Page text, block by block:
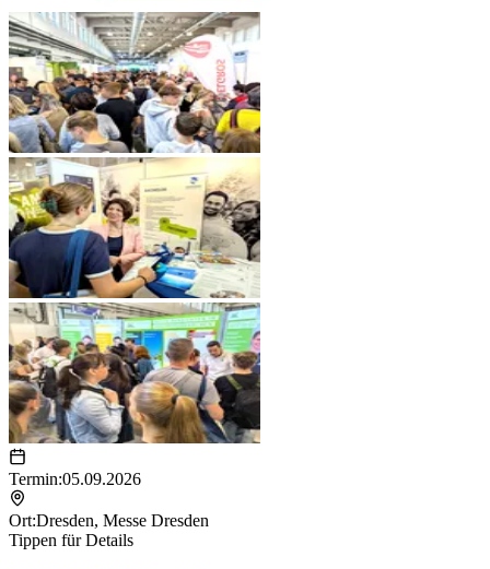
Termin:05.09.2026
Ort:Dresden, Messe Dresden
Tippen für Details